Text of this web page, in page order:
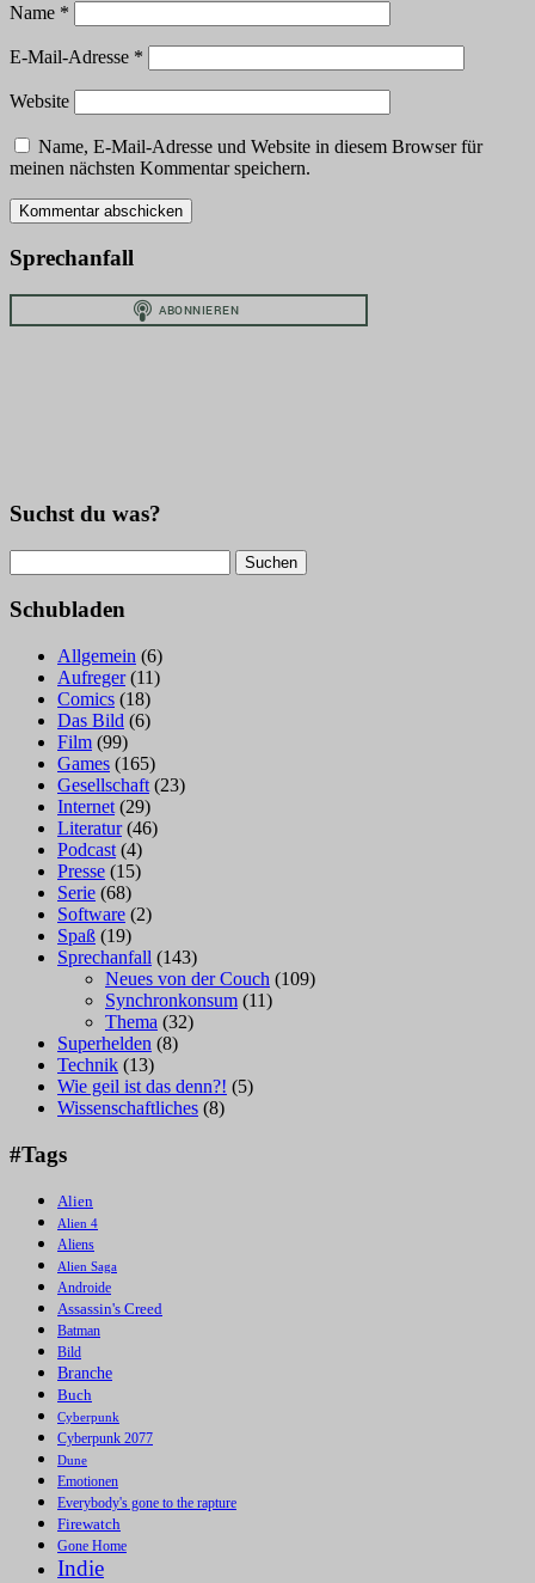
Name *
E-Mail-Adresse *
Website
Name, E-Mail-Adresse und Website in diesem Browser für
meinen nächsten Kommentar speichern.
Sprechanfall
Suchst du was?
nach:
Schubladen
Allgemein (6)
Aufreger(11)
Comics (18)
Das Bild (6)
Film (99)
Games (165)
Gesellschaft (23)
Internet (29)
Literatur(46)
Podcast (4)
Presse (15)
Serie (68)
Software (2)
Spaß (19)
Sprechanfall (143)
Neues von der Couch (109)
Synchronkonsum (11)
Thema (32)
Superhelden (8)
Technik (13)
Wie geil ist das denn?! (5)
Wissenschaftliches (8)
#Tags
Alien
Alien 4
Aliens
Alien Saga
Androide
Assassin's Creed
Batman
Bild
Branche
Buch
Cyberpunk
Cyberpunk 2077
Dune
Emotionen
Everybody's gone to the rapture
Firewatch
Gone Home
Indie